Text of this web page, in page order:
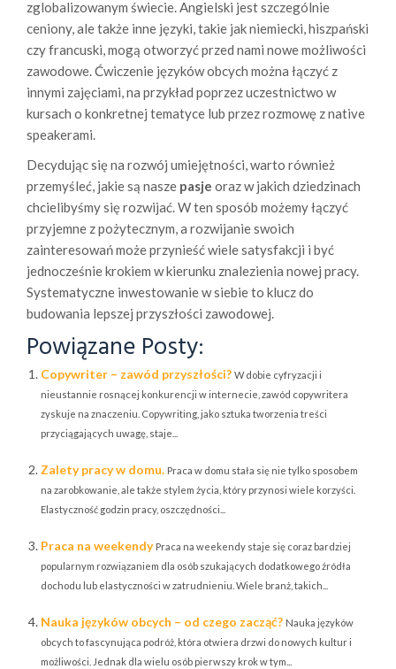
zglobalizowanym świecie. Angielski jest szczególnie
ceniony, ale także inne języki, takie jak niemiecki, hiszpański
czy francuski, mogą otworzyć przed nami nowe możliwości
zawodowe. Ćwiczenie języków obcych można łączyć z
innymi zajęciami, na przykład poprzez uczestnictwo w
kursach o konkretnej tematyce lub przez rozmowę z native
speakerami.
Decydując się na rozwój umiejętności, warto również
przemyśleć, jakie są nasze pasje oraz w jakich dziedzinach
chcielibyśmy się rozwijać. W ten sposób możemy łączyć
przyjemne z pożytecznym, a rozwijanie swoich
zainteresowań może przynieść wiele satysfakcji i być
jednocześnie krokiem w kierunku znalezienia nowej pracy.
Systematyczne inwestowanie w siebie to klucz do
budowania lepszej przyszłości zawodowej.
Powiązane Posty:
Copywriter – zawód przyszłości? W dobie cyfryzacji i
nieustannie rosnącej konkurencji w internecie, zawód copywritera
zyskuje na znaczeniu. Copywriting, jako sztuka tworzenia treści
przyciągających uwagę, staje...
Zalety pracy w domu. Praca w domu stała się nie tylko sposobem
na zarobkowanie, ale także stylem życia, który przynosi wiele korzyści.
Elastyczność godzin pracy, oszczędności...
Praca na weekendy Praca na weekendy staje się coraz bardziej
popularnym rozwiązaniem dla osób szukających dodatkowego źródła
dochodu lub elastyczności w zatrudnieniu. Wiele branż, takich...
Nauka języków obcych – od czego zacząć? Nauka języków
obcych to fascynująca podróż, która otwiera drzwi do nowych kultur i
możliwości. Jednak dla wielu osób pierwszy krok w tym...